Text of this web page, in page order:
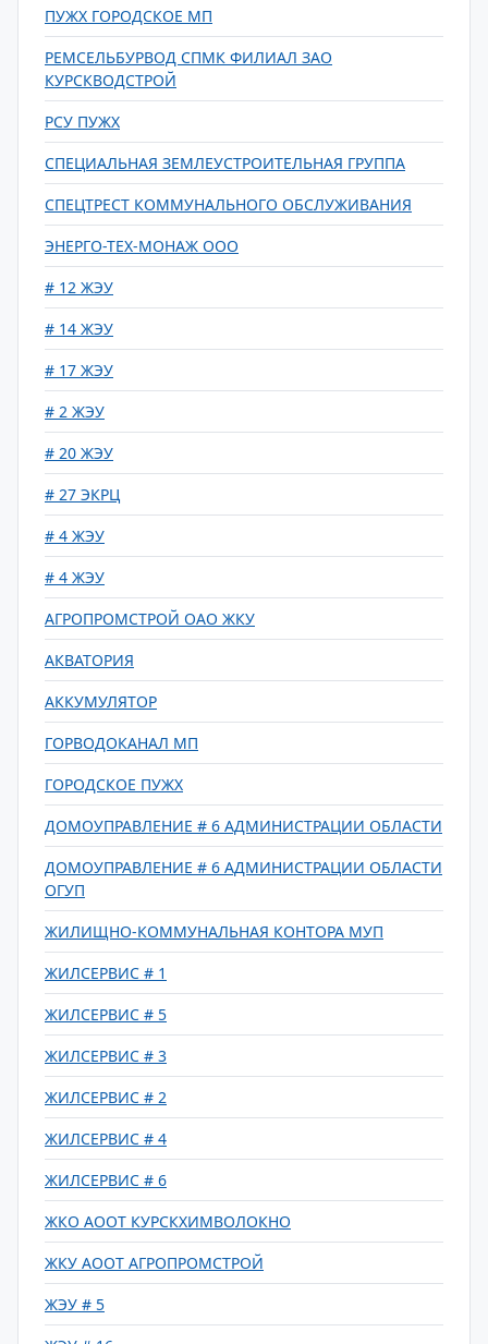
ПУЖХ ГОРОДСКОЕ МП
РЕМСЕЛЬБУРВОД СПМК ФИЛИАЛ ЗАО
КУРСКВОДСТРОЙ
РСУ ПУЖХ
СПЕЦИАЛЬНАЯ ЗЕМЛЕУСТРОИТЕЛЬНАЯ ГРУППА
СПЕЦТРЕСТ КОММУНАЛЬНОГО ОБСЛУЖИВАНИЯ
ЭНЕРГО-ТЕХ-МОНАЖ ООО
# 12 ЖЭУ
# 14 ЖЭУ
# 17 ЖЭУ
# 2 ЖЭУ
# 20 ЖЭУ
# 27 ЭКРЦ
# 4 ЖЭУ
# 4 ЖЭУ
АГРОПРОМСТРОЙ ОАО ЖКУ
АКВАТОРИЯ
АККУМУЛЯТОР
ГОРВОДОКАНАЛ МП
ГОРОДСКОЕ ПУЖХ
ДОМОУПРАВЛЕНИЕ # 6 АДМИНИСТРАЦИИ ОБЛАСТИ
ДОМОУПРАВЛЕНИЕ # 6 АДМИНИСТРАЦИИ ОБЛАСТИ
ОГУП
ЖИЛИЩНО-КОММУНАЛЬНАЯ КОНТОРА МУП
ЖИЛСЕРВИС # 1
ЖИЛСЕРВИС # 5
ЖИЛСЕРВИС # 3
ЖИЛСЕРВИС # 2
ЖИЛСЕРВИС # 4
ЖИЛСЕРВИС # 6
ЖКО АООТ КУРСКХИМВОЛОКНО
ЖКУ АООТ АГРОПРОМСТРОЙ
ЖЭУ # 5